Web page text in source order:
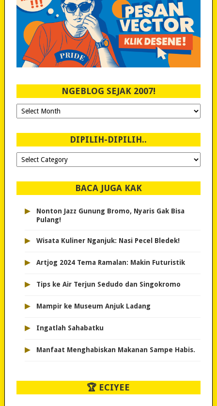
NGEBLOG SEJAK 2007!
Ngeblog
Sejak
DIPILIH-DIPILIH..
Dipilih-
dipilih..
BACA JUGA KAK
▸
Nonton Jazz Gunung Bromo, Nyaris Gak Bisa
Pulang!
▸ Wisata Kuliner Nganjuk: Nasi Pecel Bledek!
▸ Artjog 2024 Tema Ramalan: Makin Futuristik
▸ Tips ke Air Terjun Sedudo dan Singokromo
▸ Mampir ke Museum Anjuk Ladang
▸ Ingatlah Sahabatku
▸ Manfaat Menghabiskan Makanan Sampe Habis.
🏆 ECIYEE